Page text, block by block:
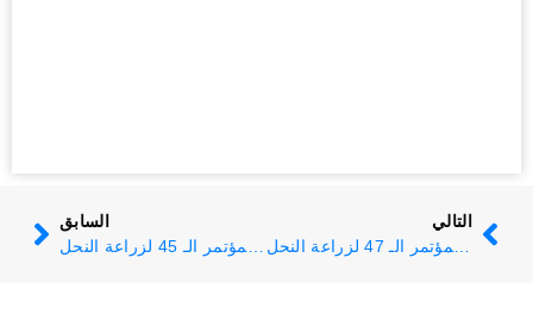
السابق
التالي